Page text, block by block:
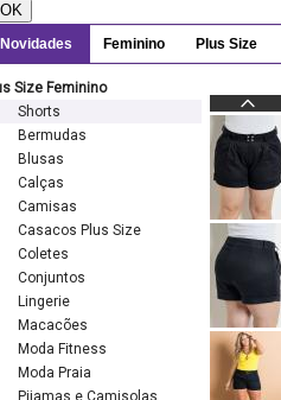
OK
Novidades Feminino Plus Size
Size Feminino
Shorts
Bermudas
Blusas
Calças
Camisas
Casacos Plus Size
Coletes
Conjuntos
Lingerie
Macacões
Moda Fitness
Moda Praia
Pijamas e Camisolas